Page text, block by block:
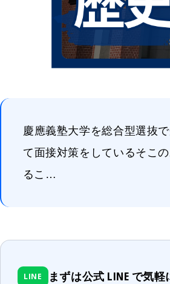
慶應義塾大学を総合型選抜
て面接対策をしているそこ
るこ…
LINE まずは公式 LINE で気軽